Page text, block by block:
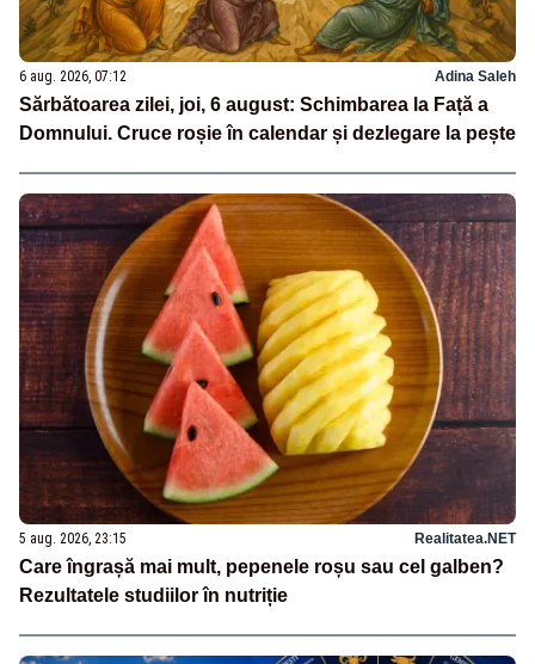
6 aug. 2026, 07:12 Adina Saleh
Sărbătoarea zilei, joi, 6 august: Schimbarea la Față a
Domnului. Cruce roșie în calendar și dezlegare la pește
5 aug. 2026, 23:15 Realitatea.NET
Care îngrașă mai mult, pepenele roșu sau cel galben?
Rezultatele studiilor în nutriție